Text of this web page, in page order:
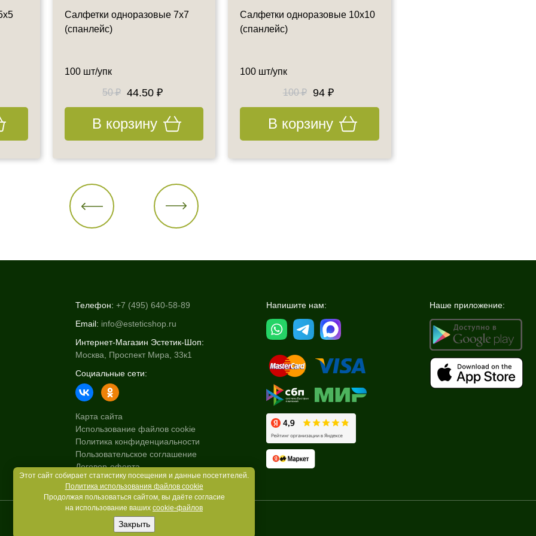
Салфетки одноразовые 7х7
(спанлейс)
100 шт/упк
50 ₽ 44.50 ₽
В корзину
Салфетки одноразовые 10х10
(спанлейс)
100 шт/упк
100 ₽ 94 ₽
В корзину
Телефон: +7 (495) 640-58-89
Email: info@esteticshop.ru
Интернет-Магазин Эстетик-Шоп:
Москва, Проспект Мира, 33к1
Социальные сети:
Карта сайта
Использование файлов cookie
Политика конфиденциальности
Пользовательское соглашение
Договор-оферта
Напишите нам: Наше приложение:
Этот сайт собирает статистику посещения и данные посетителей.
Политика использования файлов cookie
Продолжая пользоваться сайтом, вы даёте согласие
на использование ваших cookie-файлов
Закрыть